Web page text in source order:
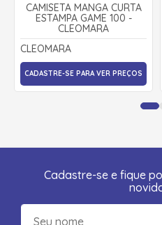
CAMISETA MANGA CURTA
ESTAMPA GAME 100 -
CLEOMARA
CLEOMARA
CADASTRE-SE PARA VER PREÇOS
Cadastre-se e fique